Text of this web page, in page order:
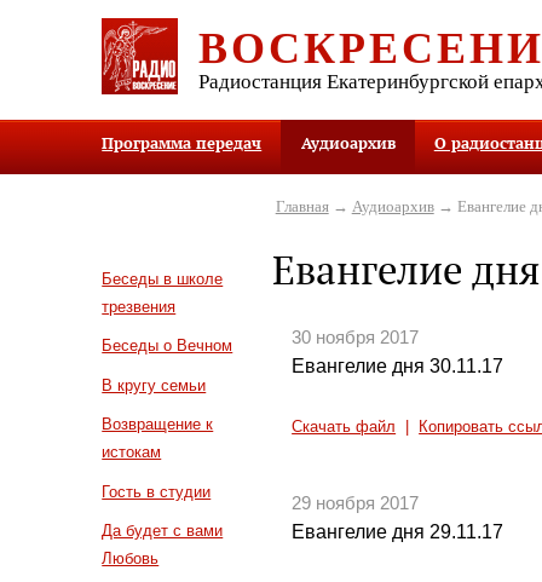
Радиостанция Екатеринбургской
Программа передач Аудиоархив О
Беседы в школе
трезвения
Беседы о Вечном
В кругу семьи
Возвращение к
истокам
Гость в студии
Да будет с вами
Любовь
Главная→ Аудиоархив→ Евангелие
Евангелие дня
30 ноября 2017
Евангелие дня 30.11.17
Скачать файл Копировать
29 ноября 2017
Евангелие дня 29.11.17